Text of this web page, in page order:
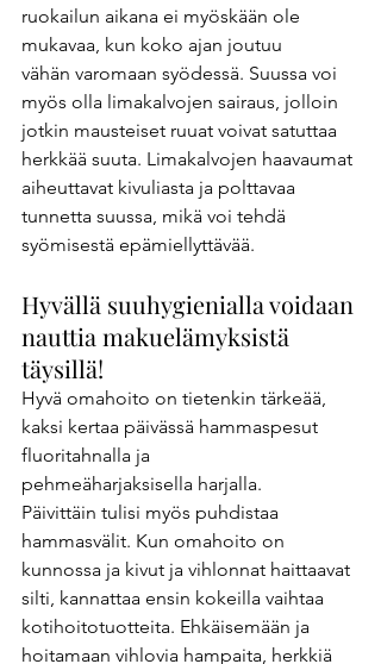
ruokailun aikana ei myöskään ole
mukavaa, kun koko ajan joutuu
vähän varomaan syödessä. Suussa voi
myös olla limakalvojen sairaus, jolloin
jotkin mausteiset ruuat voivat satuttaa
herkkää suuta. Limakalvojen haavaumat
aiheuttavat kivuliasta ja polttavaa
tunnetta suussa, mikä voi tehdä
syömisestä epämiellyttävää.
Hyvällä suuhygienialla voidaan
nauttia makuelämyksistä
täysillä!
Hyvä omahoito on tietenkin tärkeää,
kaksi kertaa päivässä hammaspesut
fluoritahnalla ja
pehmeäharjaksisella harjalla.
Päivittäin tulisi myös puhdistaa
hammasvälit. Kun omahoito on
kunnossa ja kivut ja vihlonnat haittaavat
silti, kannattaa ensin kokeilla vaihtaa
kotihoitotuotteita. Ehkäisemään ja
hoitamaan vihlovia hampaita, herkkiä